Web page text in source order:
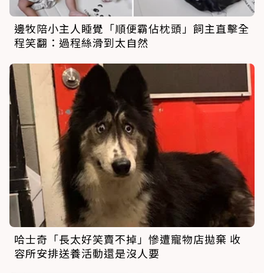
邊牧陪小主人睡覺「順便霸佔枕頭」飼主直擊全
程笑翻：過程絲滑到太自然
哈士奇「長太好笑賣不掉」慘遭寵物店拋棄 收
容所安排送養活動還是沒人要